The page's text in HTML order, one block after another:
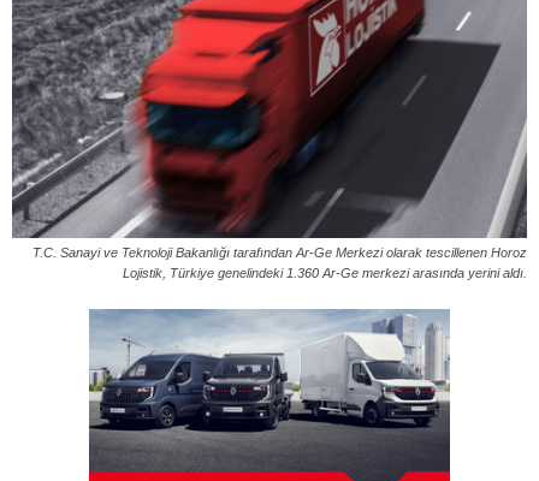
T.C. Sanayi ve Teknoloji Bakanlığı tarafından Ar-Ge Merkezi olarak tescillenen Horoz
Lojistik, Türkiye genelindeki 1.360 Ar-Ge merkezi arasında yerini aldı.